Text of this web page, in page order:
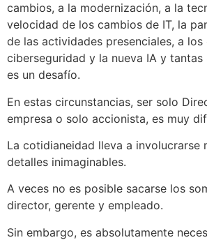
cambios, a la modernización, a la
velocidad de los cambios de IT, la
de las actividades presenciales, a los
ciberseguridad y la nueva IA y tantas
es un desafío.
En estas circunstancias, ser solo
empresa o solo accionista, es muy
La cotidianeidad lleva a involucrarse
detalles inimaginables.
A veces no es posible sacarse los
director, gerente y empleado.
Sin embargo, es absolutamente